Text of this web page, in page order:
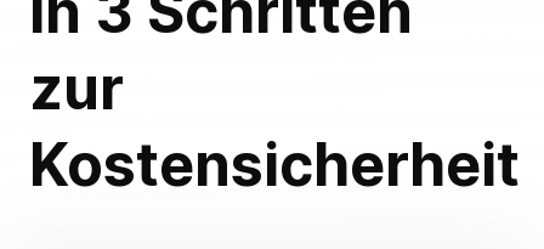
zur
Kostensicherheit